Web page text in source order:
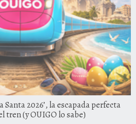
Santa 2026’, la escapada perfecta
tren (y OUIGO lo sabe)